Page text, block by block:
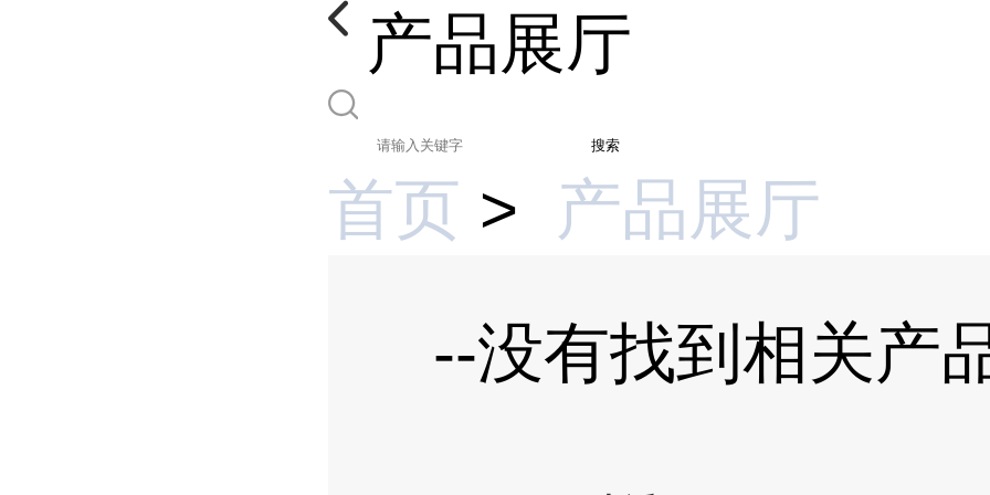
产品展厅
搜索
首页 >
产品展厅
--没有找到相关产